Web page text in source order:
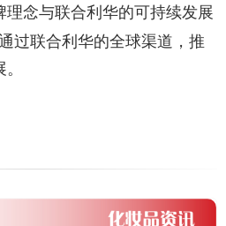
理念与联合利华的可持续发展
过联合利华的全球渠道，推